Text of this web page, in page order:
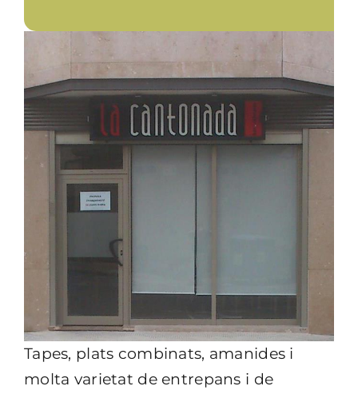
Tapes, plats combinats, amanides i
molta varietat de entrepans i de